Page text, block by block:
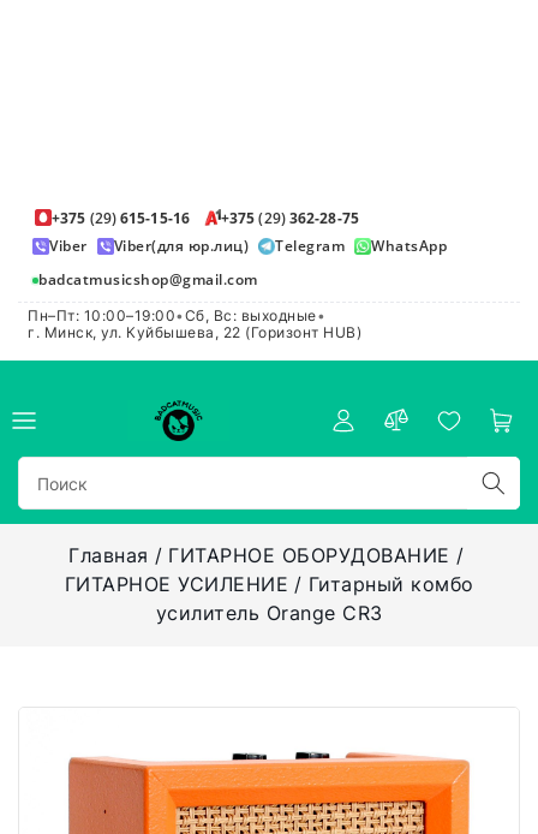
+375 (29)615-15-16 +375(29)362-28-75
Viber
Viber(для юр.лиц) Telegram
WhatsApp
badcatmusicshop@gmail.com
Пн–Пт: 10:00–19:00•Сб, Вс: выходные•
г. Минск, ул. Куйбышева, 22 (Горизонт HUB)
Главная
ГИТАРНОЕ ОБОРУДОВАНИЕ
ГИТАРНОЕ УСИЛЕНИЕ
Гитарный комбо
усилитель Orange CR3